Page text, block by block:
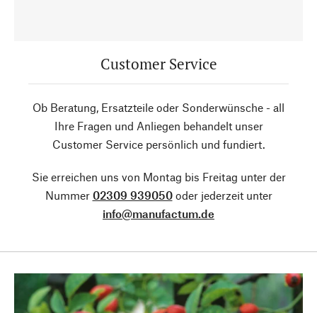
Customer Service
Ob Beratung, Ersatzteile oder Sonderwünsche - all
Ihre Fragen und Anliegen behandelt unser
Customer Service persönlich und fundiert.
Sie erreichen uns von Montag bis Freitag unter der
Nummer 02309 939050oder jederzeit unter
info@manufactum.de